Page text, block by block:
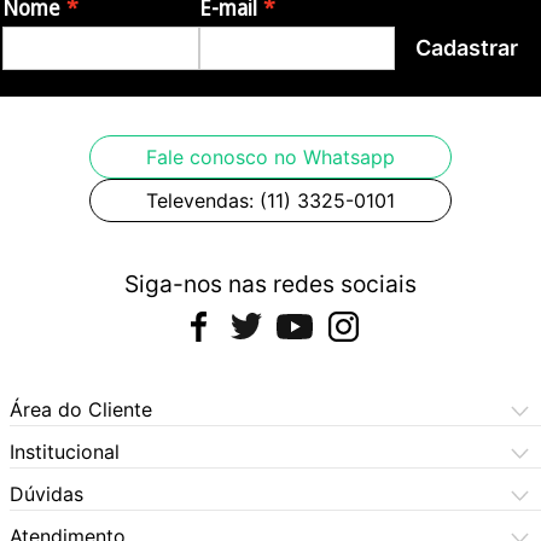
Origem: China
Nome E-mail
Cadastrar
Fale conosco no Whatsapp
Televendas: (11) 3325-0101
Siga-nos nas redes sociais
Área do Cliente
Meus Pedidos
Meus Dados
Institucional
Central de Atendimento
Dúvidas Frequentes
Dúvidas
Como Comprar